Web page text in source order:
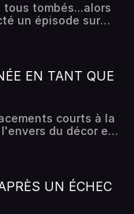
tous tombés...alors
un épisode sur
vous partage mon
aidera
EN TANT QUE
courts à la
du décor et
journée type.
UN ÉCHEC